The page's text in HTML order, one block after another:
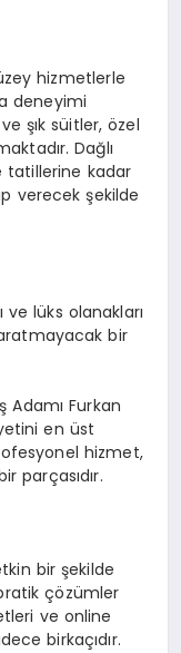
hizmetlerle
deneyimi
şık süitler, özel
Dağlı
tatillerine kadar
verecek şekilde
lüks olanakları
bir
Furkan
en üst
hizmet,
parçasıdır.
bir şekilde
çözümler
ve online
birkaçıdır.